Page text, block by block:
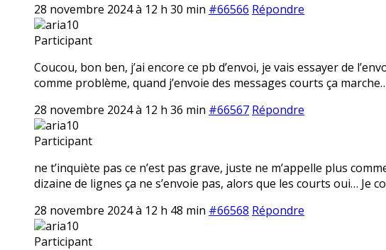
28 novembre 2024 à 12 h 30 min #66566 Répondre
aria10
Participant
Coucou, bon ben, j’ai encore ce pb d’envoi, je vais essayer de
comme problème, quand j’envoie des messages courts ça
28 novembre 2024 à 12 h 36 min #66567 Répondre
aria10
Participant
ne t’inquiète pas ce n’est pas grave, juste ne m’appelle plus
dizaine de lignes ça ne s’envoie pas, alors que les courts oui… Je
28 novembre 2024 à 12 h 48 min #66568 Répondre
aria10
Participant